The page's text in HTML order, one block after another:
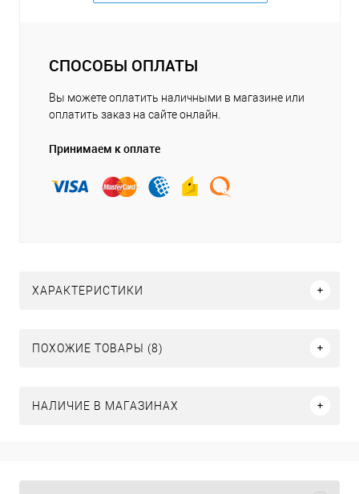
СПОСОБЫ ОПЛАТЫ
Вы можете оплатить наличными в магазине или
оплатить заказ на сайте онлайн.
Принимаем к оплате
ХАРАКТЕРИСТИКИ
ПОХОЖИЕ ТОВАРЫ (8)
НАЛИЧИЕ В МАГАЗИНАХ